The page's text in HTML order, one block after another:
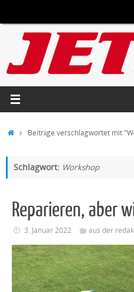
springen
StartBeiträge verschlagwortet mit
Schlagwort: Workshop
Reparieren, aber
3. Januar 2022 aus der